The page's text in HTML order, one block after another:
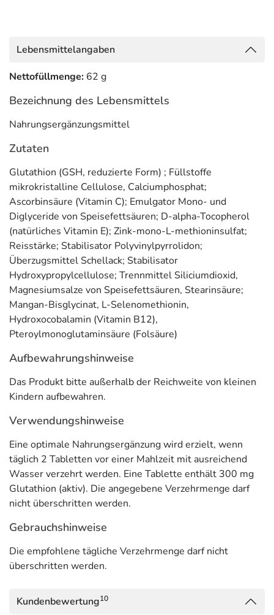
Lebensmittelangaben
Nettofüllmenge: 62 g
Bezeichnung des Lebensmittels
Nahrungsergänzungsmittel
Zutaten
Glutathion (GSH, reduzierte Form) ; Füllstoffe
mikrokristalline Cellulose, Calciumphosphat;
Ascorbinsäure (Vitamin C); Emulgator Mono- und
Diglyceride von Speisefettsäuren; D-alpha-Tocopherol
(natürliches Vitamin E); Zink-mono-L-methioninsulfat;
Reisstärke; Stabilisator Polyvinylpyrrolidon;
Überzugsmittel Schellack; Stabilisator
Hydroxypropylcellulose; Trennmittel Siliciumdioxid,
Magnesiumsalze von Speisefettsäuren, Stearinsäure;
Mangan-Bisglycinat, L-Selenomethionin,
Hydroxocobalamin (Vitamin B12),
Pteroylmonoglutaminsäure (Folsäure)
Aufbewahrungshinweise
Das Produkt bitte außerhalb der Reichweite von kleinen
Kindern aufbewahren.
Verwendungshinweise
Eine optimale Nahrungsergänzung wird erzielt, wenn
täglich 2 Tabletten vor einer Mahlzeit mit ausreichend
Wasser verzehrt werden. Eine Tablette enthält 300 mg
Glutathion (aktiv). Die angegebene Verzehrmenge darf
nicht überschritten werden.
Gebrauchshinweise
Die empfohlene tägliche Verzehrmenge darf nicht
überschritten werden.
Kundenbewertung10